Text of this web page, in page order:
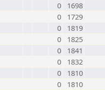
0
1698
0
1729
0
1819
0
1825
0
1841
0
1832
0
1810
0 1810